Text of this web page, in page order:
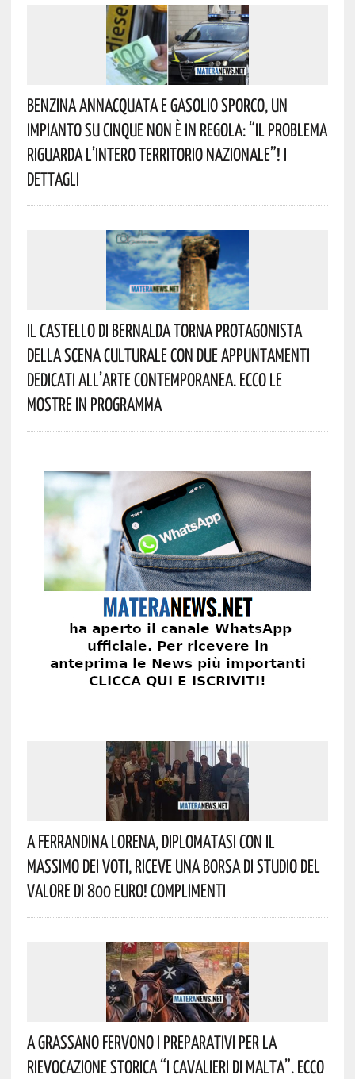
Benzina Annacquata E Gasolio Sporco, Un
Impianto Su Cinque Non È In Regola: “il Problema
Riguarda L’intero Territorio Nazionale”! I
Dettagli
Il Castello Di Bernalda Torna Protagonista
Della Scena Culturale Con Due Appuntamenti
Dedicati All’arte Contemporanea. Ecco Le
Mostre In Programma
A Ferrandina Lorena, Diplomatasi Con Il
Massimo Dei Voti, Riceve Una Borsa Di Studio Del
Valore Di 800 Euro! Complimenti
A Grassano Fervono I Preparativi Per La
Rievocazione Storica “I CAVALIERI DI MALTA”. Ecco